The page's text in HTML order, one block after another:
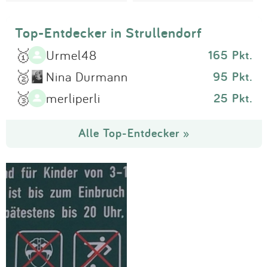
Top-Entdecker in Strullendorf
🥇 Urmel48 165 Pkt.
🥈 Nina Durmann 95 Pkt.
🥉 merliperli 25 Pkt.
Alle Top-Entdecker »